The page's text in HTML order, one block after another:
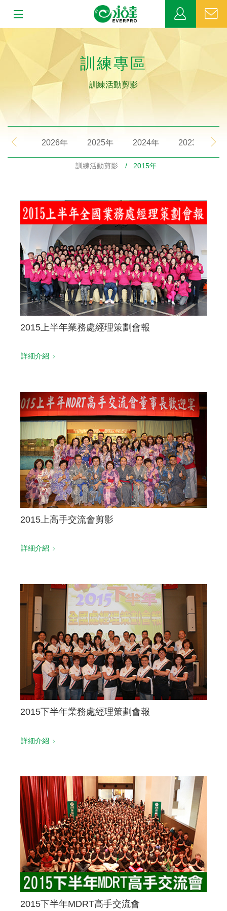
業務發展
MDRT
新聞中心
公益活動
網站連結
聯絡我們
2026年 2025年 2024年 2023年
訓練專區
訓練活動剪影
訓練活動剪影 / 2015年
2015上半年業務處經理策劃會報
詳細介紹
2015上高手交流會剪影
詳細介紹
2015下半年業務處經理策劃會報
詳細介紹
2015下半年MDRT高手交流會